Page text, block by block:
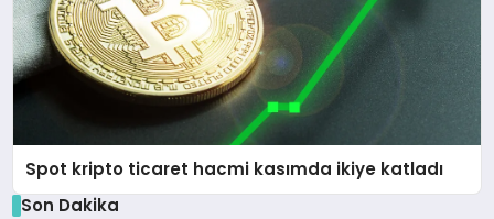
Spot kripto ticaret hacmi kasımda ikiye katladı
Son Dakika